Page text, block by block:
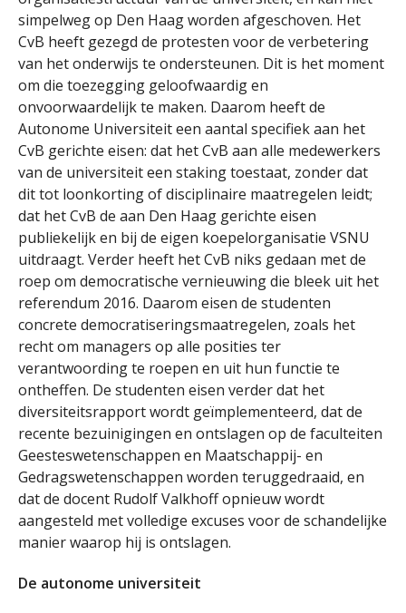
simpelweg op Den Haag worden afgeschoven. Het
CvB heeft gezegd de protesten voor de verbetering
van het onderwijs te ondersteunen. Dit is het moment
om die toezegging geloofwaardig en
onvoorwaardelijk te maken. Daarom heeft de
Autonome Universiteit een aantal specifiek aan het
CvB gerichte eisen: dat het CvB aan alle medewerkers
van de universiteit een staking toestaat, zonder dat
dit tot loonkorting of disciplinaire maatregelen leidt;
dat het CvB de aan Den Haag gerichte eisen
publiekelijk en bij de eigen koepelorganisatie VSNU
uitdraagt. Verder heeft het CvB niks gedaan met de
roep om democratische vernieuwing die bleek uit het
referendum 2016. Daarom eisen de studenten
concrete democratiseringsmaatregelen, zoals het
recht om managers op alle posities ter
verantwoording te roepen en uit hun functie te
ontheffen. De studenten eisen verder dat het
diversiteitsrapport wordt geïmplementeerd, dat de
recente bezuinigingen en ontslagen op de faculteiten
Geesteswetenschappen en Maatschappij- en
Gedragswetenschappen worden teruggedraaid, en
dat de docent Rudolf Valkhoff opnieuw wordt
aangesteld met volledige excuses voor de schandelijke
manier waarop hij is ontslagen.
De autonome universiteit